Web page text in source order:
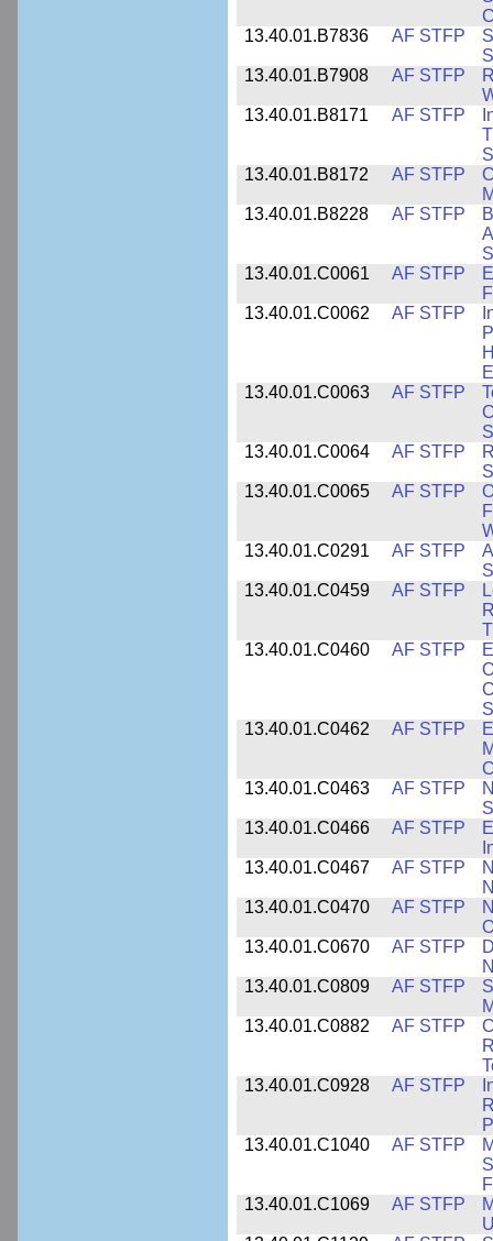
13.40.01.B7836
AF STFP
13.40.01.B7908
AF STFP
13.40.01.B8171
AF STFP
13.40.01.B8172
AF STFP
13.40.01.B8228
AF STFP
13.40.01.C0061
AF STFP
13.40.01.C0062
AF STFP
13.40.01.C0063
AF STFP
13.40.01.C0064
AF STFP
13.40.01.C0065
AF STFP
13.40.01.C0291
AF STFP
13.40.01.C0459
AF STFP
13.40.01.C0460
AF STFP
13.40.01.C0462
AF STFP
13.40.01.C0463
AF STFP
13.40.01.C0466
AF STFP
13.40.01.C0467
AF STFP
13.40.01.C0470
AF STFP
13.40.01.C0670
AF STFP
13.40.01.C0809
AF STFP
13.40.01.C0882
AF STFP
13.40.01.C0928
AF STFP
13.40.01.C1040
AF STFP
13.40.01.C1069
AF STFP